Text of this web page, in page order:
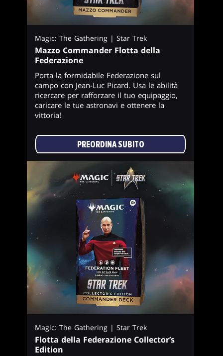
Magic: The Gathering | Star Trek
Mazzo Commander Flotta della
Federazione
Porta la formidabile Federazione sul
campo con Jean-Luc Picard. Usa le abilità
ricercare per rafforzare il tuo equipaggio,
caricare le tue astronavi e ottenere la
vittoria!
PREORDINA SUBITO
Magic: The Gathering | Star Trek
Flotta della Federazione Collector’s
Edition